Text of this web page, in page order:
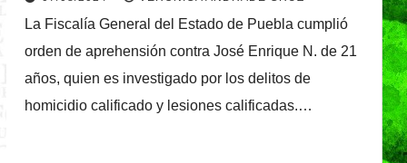
La Fiscalía General del Estado de Puebla cumplió
orden de aprehensión contra José Enrique N. de 21
años, quien es investigado por los delitos de
homicidio calificado y lesiones calificadas.…